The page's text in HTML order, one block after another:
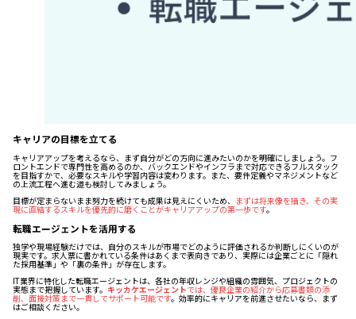
キャリアの目標を立てる
キャリアアップを考えるなら、まず自分がどの方向に進みたいのかを明確にしましょう。フ
ロントエンドで専門性を高めるのか、バックエンドやインフラまで対応できるフルスタック
を目指すかで、必要なスキルや学習内容は変わります。また、要件定義やマネジメントなど
の上流工程へ進む道も検討してみましょう。
目標が定まらないまま努力を続けても成果は見えにくいため、 まずは将来像を描き、その実
現に直結するスキルを優先的に磨くことがキャリアアップの第一歩です。
転職エージェントを活用する
独学や現場経験だけでは、自分のスキルが市場でどのように評価されるか判断しにくいのが
現実です。求人票に書かれている条件はあくまで表向きであり、実際には企業ごとに「隠れ
た採用基準」や「裏の条件」が存在します。
IT業界に特化した転職エージェントは、各社の年収レンジや組織の雰囲気、プロジェクトの
実態まで把握しています。 キッカケエージェントでは、優良企業の紹介から応募書類の添
削、面接対策まで一貫してサポート可能です。効率的にキャリアを前進させたいなら、まず
はご相談ください。